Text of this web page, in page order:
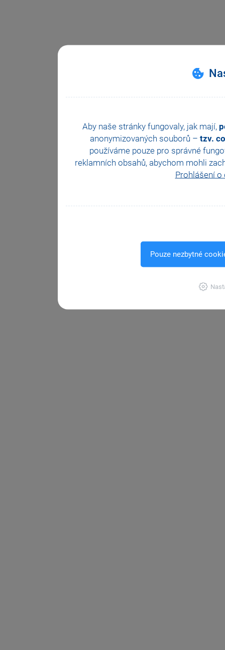
Aby naše stránky fungovaly, jak mají,
anonymizovaných souborů – tzv.
používáme pouze pro správné
reklamních obsahů, abychom mohli
Prohlášení
Pouze nezbytné